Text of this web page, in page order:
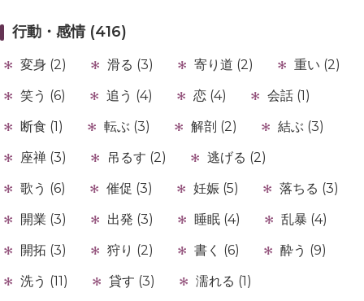
行動・感情 (416)
変身 (2) 滑る (3) 寄り道 (2)
重い (2)
笑う (6)
追う (4) 恋 (4)
会話 (1)
断食 (1)
転ぶ (3) 解剖 (2)
結ぶ (3)
座禅 (3)
吊るす (2)
逃げる (2)
歌う (6)
催促 (3) 妊娠 (5)
落ちる (3)
開業 (3)
出発 (3) 睡眠 (4)
乱暴 (4)
開拓 (3)
狩り (2) 書く (6)
酔う (9)
洗う (11)
貸す (3)
濡れる (1)